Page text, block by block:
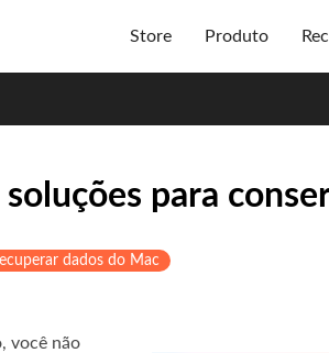
Store Produto
para
dados do Mac
você não